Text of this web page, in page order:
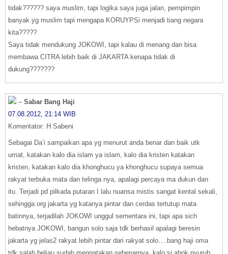
tidak?????? saya muslim, tapi logika saya juga jalan, pempimpin
banyak yg muslim tapi mengapa KORUYPSi menjadi tiang negara
kita?????
Saya tidak mendukung JOKOWI, tapi kalau di menang dan bisa
membawa CITRA lebih baik di JAKARTA kenapa tidak di
dukung???????
– Sabar Bang Haji
07.08.2012, 21:14 WIB
Komentator: H Sabeni
Sebagai Da’i sampaikan apa yg menurut anda benar dan baik utk
umat, katakan kalo dia islam ya islam, kalo dia kristen katakan
kristen, katakan kalo dia khonghucu ya khonghucu supaya semua
rakyat terbuka mata dan telinga nya, apalagi percaya ma dukun dan
itu. Terjadi pd pilkada putaran I lalu nuansa mistis sangat kental sekali,
sehingga org jakarta yg katanya pintar dan cerdas tertutup mata
batinnya, terjadilah JOKOWI unggul sementara ini, tapi apa sich
hebatnya JOKOWI, bangun solo saja tdk berhasil apalagi beresin
jakarta yg jelas2 rakyat lebih pintar dari rakyat solo….bang haji oma